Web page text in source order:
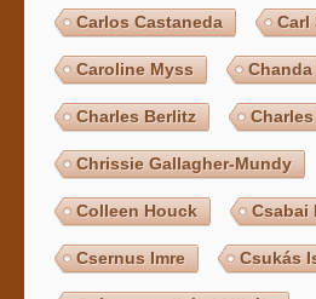
Carlos Castaneda Carl
Caroline Myss
Charles Berlitz
Chrissie Gallagher-Mundy
Colleen Houck Csabai
Csernus Imre Csukás